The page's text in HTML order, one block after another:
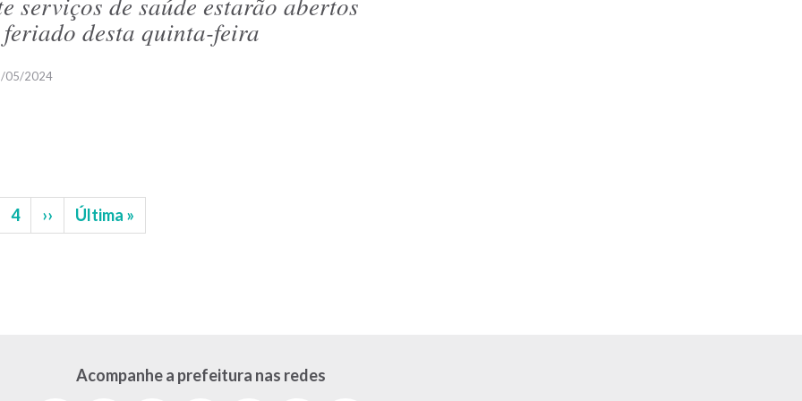
desta quinta-feira
05/2024
Página
4
Próxima
página
››
Última
página
Última »
Acompanhe a prefeitura nas redes